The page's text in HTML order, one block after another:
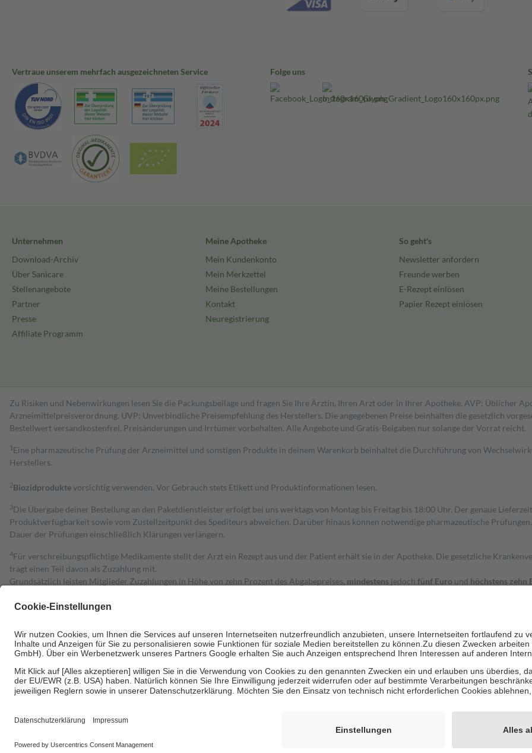
Vertraue unserem mehrfach ausgezeichneten Service Folge uns
Unternehmen
Download-Archiv
Über Sanicare
Stellenangebote
Partner
Presse
Affiliate Programm
Meine Apotheke
Mein Kundenkonto
Mein Merkzettel
Meine Bestellungen
Kontakt
Neuregistrierung
So geht's
Newsletter anfordern
Freunde werben
E-Rezept einlösen
Papier Rezept einlösen
Zu Risiken und Nebenwirkungen lesen Sie die Packungsbeilage und fragen Sie Ihre Ärztin, Ihren Arzt oder in Ihrer Apotheke. AVP: Üblicher
Arzneimittelpreisverordnung. UVP: Unverbindliche Preisempfehlung des Herstellers. Die angegebenen Preise beinhalten die gesetzlich
Bestell­wert versand­kosten­frei. Preisänderungen und Irrtümer vorbehalten. Alle Angebote und Gratis-Beigaben nur solange der Vorrat reicht.
1 Eine pharmazeutische Prüfung der Arzneimittel und sonstigen Produkte in deinem Warenkorb beinhaltet die Durchführung von
Herstellers.
2Biozidproduktevorsichtig verwenden. Vor Gebrauch stets Etikett und Produktinformationen lesen.
3Die Übergabe deiner Bestellung an den Paketdienstleister erfolgt bei uns werktags von Montag bis Freitag bis 18:00 Uhr. Der genaue
Produktverfügbarkeit sowie vom Zustellzeitpunkt des Spediteurs abweichen. Darüber hinaus können notwendige pharmazeutische
Dauer der Prüfungen einschließlich Klärungen verlängern.
4Für verschreibungspflichtige Medikamente stellt der Arzt ein Rezept aus und der Patient erhält sie in der Apotheke. Die gesetzliche
trägt einen Teil davon als Zuzahlung mit.
Grundsätzlich leisten Mitglieder Zuzahlungen in Höhe von zehn Prozent des Abgabepreises, mindestens jedoch fünf Euro und höchstens zehn
Diese Regeln gelten grundsätzlich auch für Online-Apotheken.
Um das Engagement der Versicherten für ihre eigene Gesundheit zu stärken und die besondere Stellung der Familie zu unterstützen, fallen
• Kindern und Jugendlichen bis zum vollendeten 18. Lebensjahr mit Ausnahme der Fahrkosten
• Untersuchungen zur Vorsorge und Früherkennung, die von der GKV getragen werden
• empfohlenen Schutzimpfungen
• Harn- und Blutteststreifen
Informationen findest du hier: https://help.etrusted.com/hc/de/articles/4419944605341